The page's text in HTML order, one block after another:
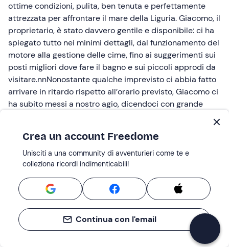
ottime condizioni, pulita, ben tenuta e perfettamente
attrezzata per affrontare il mare della Liguria. Giacomo, il
proprietario, è stato davvero gentile e disponibile: ci ha
spiegato tutto nei minimi dettagli, dal funzionamento del
motore alla gestione delle cime, fino ai suggerimenti sui
posti migliori dove fare il bagno e sui piccoli approdi da
visitare.nnNonostante qualche imprevisto ci abbia fatto
arrivare in ritardo rispetto all’orario previsto, Giacomo ci
ha subito messi a nostro agio, dicendoci con grande
l’inizio della giornata molto più sereno
Recensito da
Dmitrii K.
Esperienza indimenticabile nel cuore dell’Area Marina
Crea un account Freedome
Unisciti a una community di avventurieri come te e
colleziona ricordi indimenticabili!
Continua con l'email